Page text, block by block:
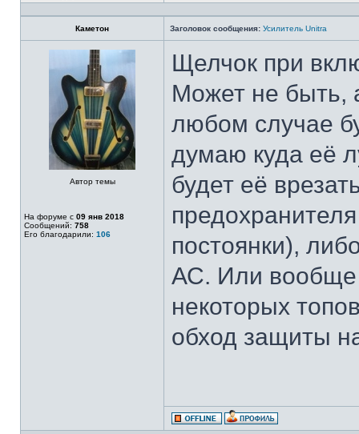
Каметон Заголовок сообщения: Усилитель Unitra
Автор темы
На форуме с 09 янв 2018
Сообщений: 758
Его благодарили: 106
Щелчок при
Может не быть,
любом случае
думаю куда её
будет её
постоянки),
АС. Или вообще
некоторых
обход защиты